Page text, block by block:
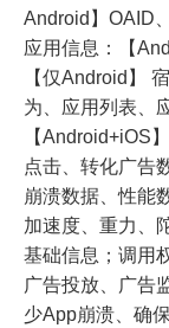
Android】OAID
应用信息：【
【仅Android】
为、应用列表、
【Android+iOS
点击、转化广告
崩溃数据、性能
加速度、重力、
基础信息；调用
广告投放、广告
少App崩溃、确